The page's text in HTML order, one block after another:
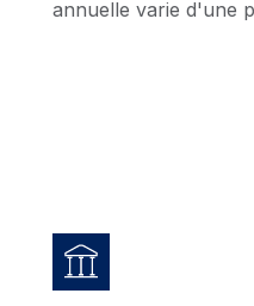
annuelle varie d'une